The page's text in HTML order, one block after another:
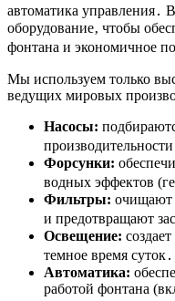
автоматика управления․
оборудование‚ чтобы
фонтана и экономичное
Мы используем только
ведущих мировых
Насосы:
Форсунки:
водных эффектов
Фильтры: очищают
и предотвращают
Освещение:
темное время суток․
Автоматика:
работой фонтана